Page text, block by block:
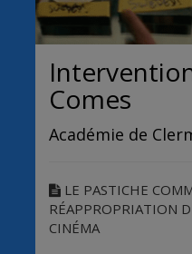
Comes
Académie de
LE PASTICHE
RÉAPPROPRIATION
CINÉMA